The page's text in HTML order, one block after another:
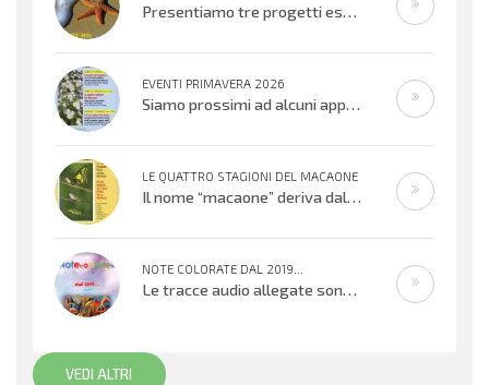
Presentiamo tre progetti estivi che si svolgeranno nell’ultima settimana di
EVENTI PRIMAVERA 2026
Siamo prossimi ad alcuni appuntamenti musicali offerti dai bambini, ragazzi e adulti che cantano e suonano. Si inizierà con il
LE QUATTRO STAGIONI DEL MACAONE
Il nome “macaone” deriva dalla mitologia greca: Macaone era un abile medico e guerriero e il nome della farfalla
NOTE COLORATE DAL 2019...
Le tracce audio allegate sono promemoria di percorsi didattici realizzati
VEDI ALTRI